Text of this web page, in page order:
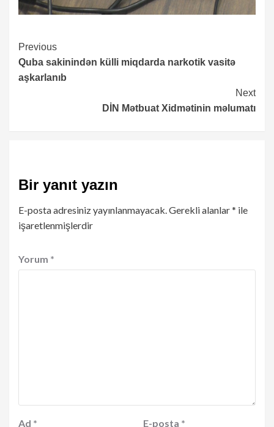
Continue
Reading
Previous
Quba sakinindən külli miqdarda narkotik vasitə
aşkarlanıb
Next
DİN Mətbuat Xidmətinin məlumatı
Bir yanıt yazın
E-posta adresiniz yayınlanmayacak.Gerekli alanlar* ile
işaretlenmişlerdir
Yorum *
Ad * E-posta *